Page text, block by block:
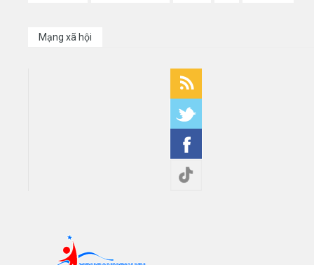
Mạng xã hội